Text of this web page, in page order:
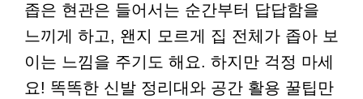
좁은 현관은 들어서는 순간부터 답답함을
느끼게 하고, 왠지 모르게 집 전체가 좁아 보
이는 느낌을 주기도 해요. 하지만 걱정 마세
요! 똑똑한 신발 정리대와 공간 활용 꿀팁만